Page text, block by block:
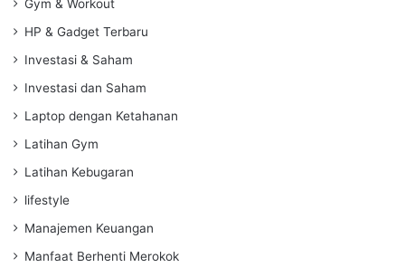
Gym & Workout
HP & Gadget Terbaru
Investasi & Saham
Investasi dan Saham
Laptop dengan Ketahanan
Latihan Gym
Latihan Kebugaran
lifestyle
Manajemen Keuangan
Manfaat Berhenti Merokok